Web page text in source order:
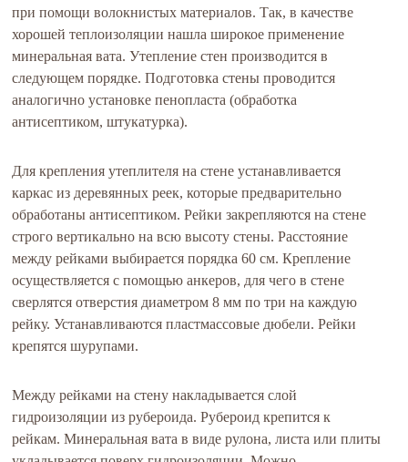
при помощи волокнистых материалов. Так, в качестве
хорошей теплоизоляции нашла широкое применение
минеральная вата. Утепление стен производится в
следующем порядке. Подготовка стены проводится
аналогично установке пенопласта (обработка
антисептиком, штукатурка).
Для крепления утеплителя на стене устанавливается
каркас из деревянных реек, которые предварительно
обработаны антисептиком. Рейки закрепляются на стене
строго вертикально на всю высоту стены. Расстояние
между рейками выбирается порядка 60 см. Крепление
осуществляется с помощью анкеров, для чего в стене
сверлятся отверстия диаметром 8 мм по три на каждую
рейку. Устанавливаются пластмассовые дюбели. Рейки
крепятся шурупами.
Между рейками на стену накладывается слой
гидроизоляции из рубероида. Рубероид крепится к
рейкам. Минеральная вата в виде рулона, листа или плиты